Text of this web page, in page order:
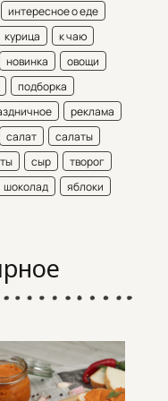
интересное о еде
курица
к чаю
новинка
овощи
подборка
реклама
салат
салаты
сыр
творог
шоколад яблоки